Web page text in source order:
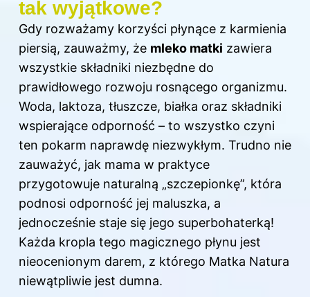
tak wyjątkowe?
Gdy rozważamy korzyści płynące z karmienia
piersią, zauważmy, że mleko matki zawiera
wszystkie składniki niezbędne do
prawidłowego rozwoju rosnącego organizmu.
Woda, laktoza, tłuszcze, białka oraz składniki
wspierające odporność – to wszystko czyni
ten pokarm naprawdę niezwykłym. Trudno nie
zauważyć, jak mama w praktyce
przygotowuje naturalną „szczepionkę”, która
podnosi odporność jej maluszka, a
jednocześnie staje się jego superbohaterką!
Każda kropla tego magicznego płynu jest
nieocenionym darem, z którego Matka Natura
niewątpliwie jest dumna.